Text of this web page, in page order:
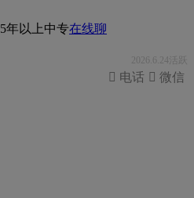
5年以上中专在线聊
2026.6.24活跃
 微信
 电话